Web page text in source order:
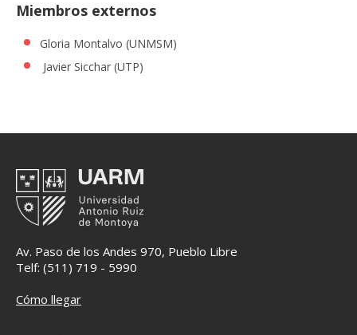
Miembros externos
Gloria Montalvo (UNMSM)
Javier Sicchar (UTP)
Av. Paso de los Andes 970, Pueblo Libre
Telf: (511) 719 - 5990
Cómo llegar